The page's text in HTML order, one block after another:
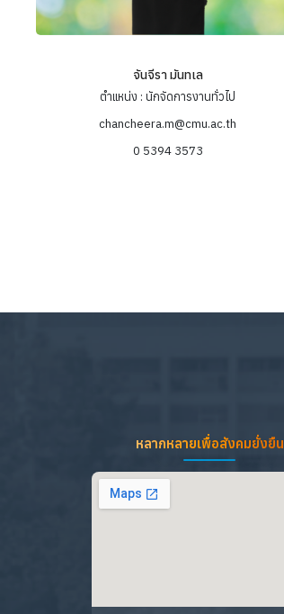
จันจีรา มันทเล
ตำแหน่ง : นักจัดการงานทั่วไป
chancheera.m@cmu.ac.th
0 5394 3573
หลากหลายเพื่อสังคมยั่งยืน